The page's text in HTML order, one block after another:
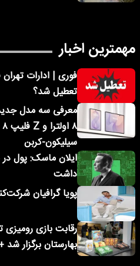
مهمترین اخبار
تعطیل شد؟
سیلیکون-کربن
داشت
پویا گرافیان
رقابت بازی رومیزی
بهارستان برگزار شد